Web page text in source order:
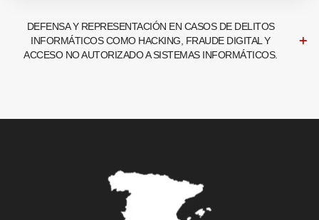
DEFENSA Y REPRESENTACIÓN EN CASOS DE DELITOS
INFORMÁTICOS COMO HACKING, FRAUDE DIGITAL Y
ACCESO NO AUTORIZADO A SISTEMAS INFORMÁTICOS.